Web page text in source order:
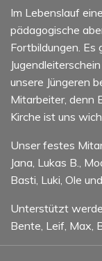
Im Lebenslauf
pädagogische
Fortbildungen. Es
unsere Jüngeren
Mitarbeiter, denn
Kirche ist uns
Unser festes
Jana, Lukas B.,
Basti, Luki, Ole
Unterstützt
Bente, Leif, Max,